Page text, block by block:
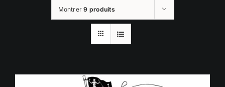
Montrer9 produits